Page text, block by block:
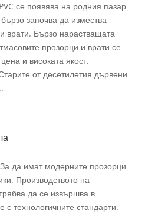
се появява на родния пазар
започва да измества
врати. Бързо нарастващата
прозорци и врати се
и високата якост.
от десетилетия дървени
да имат модерните прозорци
Производството на
да се извършва в
с технологичните стандарти.